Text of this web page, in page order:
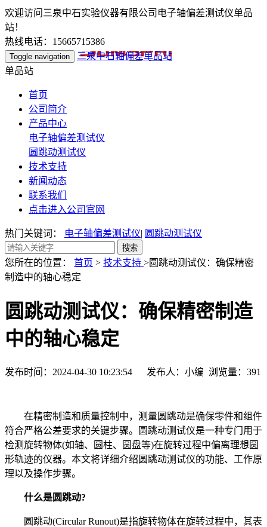
欢迎访问三泉中石实验仪器有限公司电子轴偏差测试仪单品
站！
热线电话：15665715386
Toggle navigation
三泉中石轴偏差单品站
单品站
首页
公司简介
产品中心
电子轴偏差测试仪
圆跳动测试仪
技术支持
新闻动态
联系我们
点击进入公司官网
热门关键词： 电子轴偏差测试仪| 圆跳动测试仪
您所在的位置： 首页 > 技术支持 >圆跳动测试仪：确保精密
制造中的轴心稳定
圆跳动测试仪：确保精密制造
中的轴心稳定
发布时间：2024-04-30 10:23:54 发布人：小编 浏览量： 391
在精密制造和质量控制中，测量圆跳动是确保零件和组件
符合严格公差要求的关键步骤。圆跳动测试仪是一种专门用于
检测旋转物体(如轴、圆柱、圆盘等)在旋转过程中偏离理想圆
形轨迹的仪器。本文将详细介绍圆跳动测试仪的功能、工作原
理以及操作步骤。
什么是圆跳动?
圆跳动(Circular Runout)是指旋转物体在旋转过程中，其表